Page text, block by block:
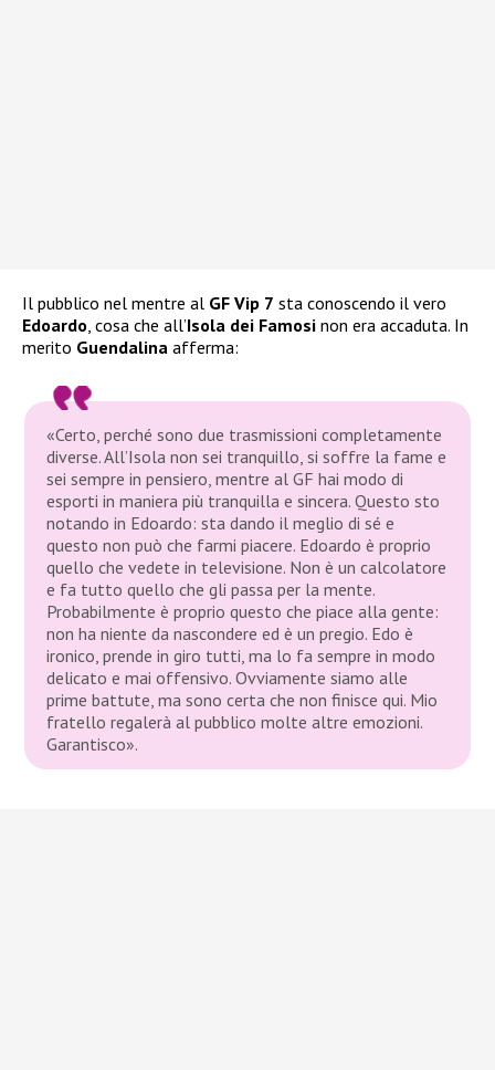
Il pubblico nel mentre al GF Vip 7 sta conoscendo il vero
Edoardo , cosa che all’Isola dei Famosi non era accaduta. In
merito Guendalina afferma:
«Certo, perché sono due trasmissioni completamente
diverse. All’Isola non sei tranquillo, si soffre la fame e
sei sempre in pensiero, mentre al GF hai modo di
esporti in maniera più tranquilla e sincera. Questo sto
notando in Edoardo: sta dando il meglio di sé e
questo non può che farmi piacere. Edoardo è proprio
quello che vedete in televisione. Non è un calcolatore
e fa tutto quello che gli passa per la mente.
Probabilmente è proprio questo che piace alla gente:
non ha niente da nascondere ed è un pregio. Edo è
ironico, prende in giro tutti, ma lo fa sempre in modo
delicato e mai offensivo. Ovviamente siamo alle
prime battute, ma sono certa che non finisce qui. Mio
fratello regalerà al pubblico molte altre emozioni.
Garantisco».